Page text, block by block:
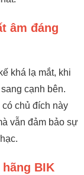
âm đáng
khá lạ mắt, khi
cạnh bên.
chủ đích này
vẫn đảm bảo sự
BIK